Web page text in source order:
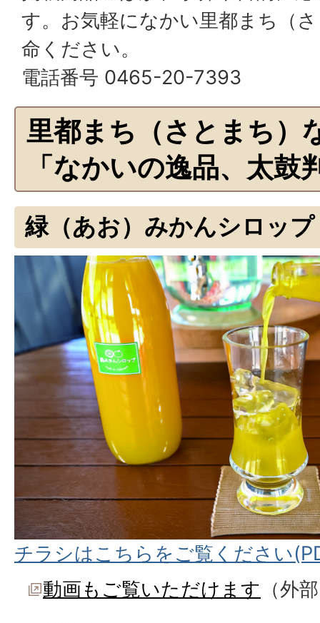
す。お気軽になかい里都まち（
命ください。
電話番号 0465-20-7393
里都まち（さとまち）
「なかいの逸品、太鼓
緑（あお）みかんシロップ
チラシはこちらをご覧ください
動画もご覧いただけます （外